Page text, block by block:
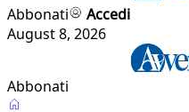
Abbonati
Accedi
August 8, 2026
Abbonati